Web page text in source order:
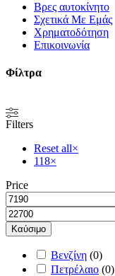
Βρες αυτοκίνητο
Σχετικά Με Εμάς
Xρηματοδότηση
Επικοινωνία
Φίλτρα
Filters
Reset all×
118×
Price
Καύσιμο
Βενζίνη (0)
Πετρέλαιο (0)